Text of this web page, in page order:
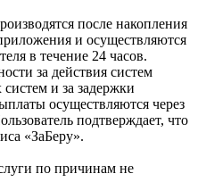
после накопления
и осуществляются
в течение 24 часов.
за действия систем
и за задержки
осуществляются через
подтверждает, что
«ЗаБеру».
по причинам не